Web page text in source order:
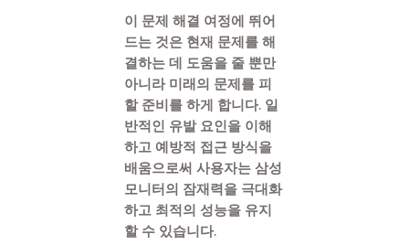
이 문제 해결 여정에 뛰어
드는 것은 현재 문제를 해
결하는 데 도움을 줄 뿐만
아니라 미래의 문제를 피
할 준비를 하게 합니다. 일
반적인 유발 요인을 이해
하고 예방적 접근 방식을
배움으로써 사용자는 삼성
모니터의 잠재력을 극대화
하고 최적의 성능을 유지
할 수 있습니다.